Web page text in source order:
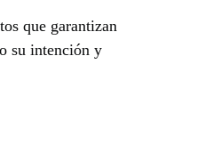
que garantizan
su intención y